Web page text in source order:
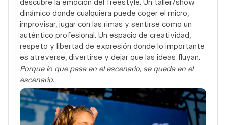
dinámico donde cualquiera puede coger el micro,
improvisar, jugar con las rimas y sentirse como un
auténtico profesional. Un espacio de creatividad,
respeto y libertad de expresión donde lo importante
es atreverse, divertirse y dejar que las ideas fluyan.
Porque lo que pasa en el escenario, se queda en el
escenario.